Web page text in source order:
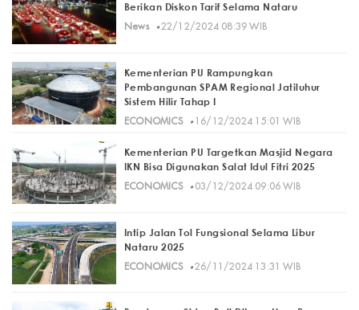
Berikan Diskon Tarif Selama Nataru
News· 22/12/2024 08:39 WIB
Kementerian PU Rampungkan
Pembangunan SPAM Regional Jatiluhur
Sistem Hilir Tahap I
ECONOMICS· 16/12/2024 15:01 WIB
Kementerian PU Targetkan Masjid Negara
IKN Bisa Digunakan Salat Idul Fitri 2025
ECONOMICS· 03/12/2024 09:06 WIB
Intip Jalan Tol Fungsional Selama Libur
Nataru 2025
ECONOMICS· 26/11/2024 13:31 WIB